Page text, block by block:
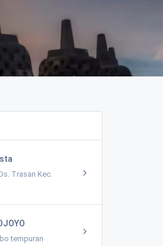
Trasan Kec.
tempuran